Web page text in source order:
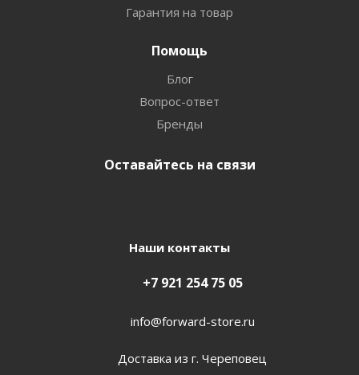
Гарантия на товар
Помощь
Блог
Вопрос-ответ
Бренды
Оставайтесь на связи
Наши контакты
+7 921 254 75 05
info@forward-store.ru
Доставка из г. Череповец